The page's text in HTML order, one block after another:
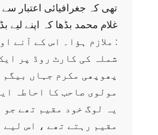
تھی کہ جغرافیائی اعتبار
ملازم ہؤا۔ اس کے آنے اور ملازمت کا بھی ایک پس منظر بنتا ہے جس کی تفصیل یوں ہے :
شملہ کی کارٹ روڈ پر
پھوپھی مکرم جہاں
مولوی صاحب کا احاطہ
یہ لوگ خود مقیم تھے
مقیم رہتے تھے ، اس